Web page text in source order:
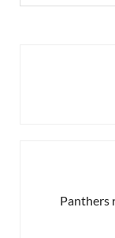
Panthers